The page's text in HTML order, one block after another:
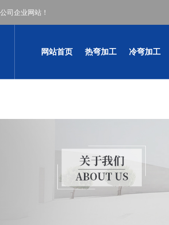
司企业网站！
网站首页 热弯加工 冷弯加工
行业新闻
时事聚焦